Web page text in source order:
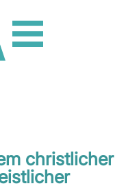
christlicher